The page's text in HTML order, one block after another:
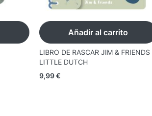
Añadir al carrito
LIBRO DE RASCAR JIM & FRIENDS
LITTLE DUTCH
9,99€